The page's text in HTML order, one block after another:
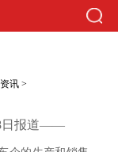
资讯 >
日报道——